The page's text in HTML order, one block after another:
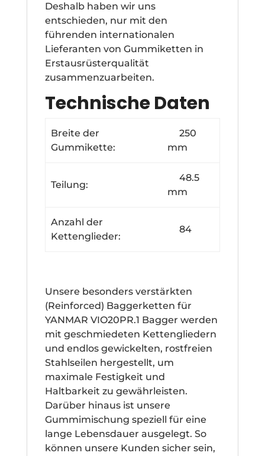
Deshalb haben wir uns
entschieden, nur mit den
führenden internationalen
Lieferanten von Gummiketten in
Erstausrüsterqualität
zusammenzuarbeiten.
Technische Daten
Breite der
Gummikette:
250
mm
Teilung:
48.5
mm
Anzahl der
Kettenglieder:
84
Unsere besonders verstärkten
(Reinforced) Baggerketten für
YANMAR VIO20PR.1 Bagger werden
mit geschmiedeten Kettengliedern
und endlos gewickelten, rostfreien
Stahlseilen hergestellt, um
maximale Festigkeit und
Haltbarkeit zu gewährleisten.
Darüber hinaus ist unsere
Gummimischung speziell für eine
lange Lebensdauer ausgelegt. So
können unsere Kunden sicher sein,